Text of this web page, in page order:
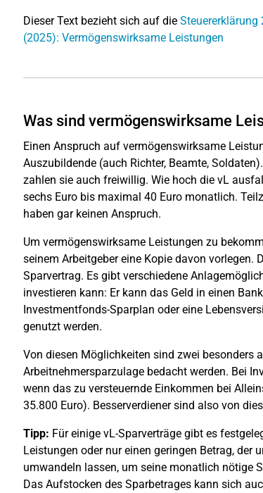
Dieser Text bezieht sich auf die Steuererklärung
(2025): Vermögenswirksame Leistungen
Was sind vermögenswirksame
Einen Anspruch auf vermögenswirksame
Auszubildende (auch Richter, Beamte,
zahlen sie auch freiwillig. Wie hoch die vL
sechs Euro bis maximal 40 Euro monatlich.
haben gar keinen Anspruch.
Um vermögenswirksame Leistungen zu
seinem Arbeitgeber eine Kopie davon vorlegen.
Sparvertrag. Es gibt verschiedene
investieren kann: Er kann das Geld in einen
Investmentfonds-Sparplan oder eine
genutzt werden.
Von diesen Möglichkeiten sind zwei besonders
Arbeitnehmersparzulage bedacht werden. Bei
wenn das zu versteuernde Einkommen bei
35.800 Euro). Besserverdiener sind also von
Tipp: Für einige vL-Sparverträge gibt es
Leistungen oder nur einen geringen Betrag, der
umwandeln lassen, um seine monatlich nötige
Das Aufstocken des Sparbetrages kann sich